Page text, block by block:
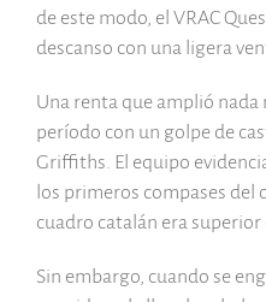
de este modo, el VRAC
descanso con una ligera
Una renta que amplió nada
período con un golpe de
Griffiths. El equipo
los primeros compases del
cuadro catalán era superior
Sin embargo, cuando se